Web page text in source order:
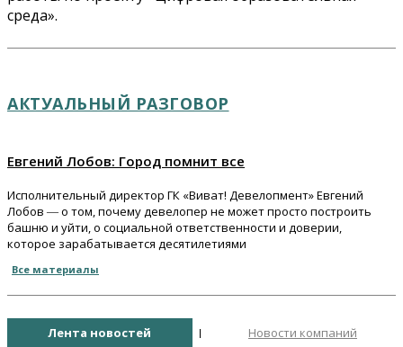
среда».
АКТУАЛЬНЫЙ РАЗГОВОР
Евгений Лобов: Город помнит все
Исполнительный директор ГК «Виват! Девелопмент» Евгений
Лобов ― о том, почему девелопер не может просто построить
башню и уйти, о социальной ответственности и доверии,
которое зарабатывается десятилетиями
Все материалы
Лента новостей Новости компаний